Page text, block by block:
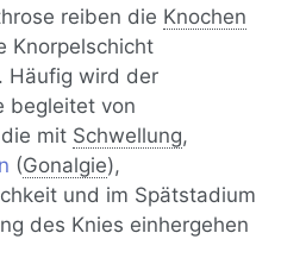
reiben die Knochen
Knorpelschicht
Häufig wird der
begleitet von
mit Schwellung,
(Gonalgie),
und im Spätstadium
des Knies einhergehen